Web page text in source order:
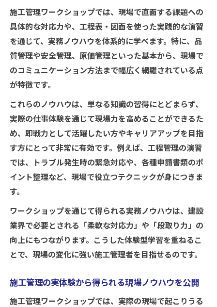
施工管理ワークショップでは、現場で直面する課題への
具体的な対応力や、工程表・図面を使った実践的な演習
を通じて、実務ノウハウを体系的に学べます。特に、品
質管理や安全管理、原価管理といった基本から、現場で
のコミュニケーション方法まで幅広く網羅されている点
が特徴です。
これらのノウハウは、単なる知識の習得にとどまらず、
実際の仕事体験を通じて現場力を高めることができるた
め、即戦力として活躍したい方やキャリアアップを目指
す方にとって非常に有効です。例えば、工程管理の演習
では、トラブル発生時の緊急対応や、各種申請書類のポ
イント整理など、現場で役立つテクニックが身につきま
す。
ワークショップを通じて得られる実務ノウハウは、建設
業界で必要とされる「柔軟な対応力」や「段取り力」の
向上にもつながります。こうした体験型学習を重ねるこ
とで、現場の変化に強い施工管理者を目指せるのです。
施工管理の実体験から得られる現場ノウハウを公開
施工管理ワークショップでは、実際の現場で起こりうる